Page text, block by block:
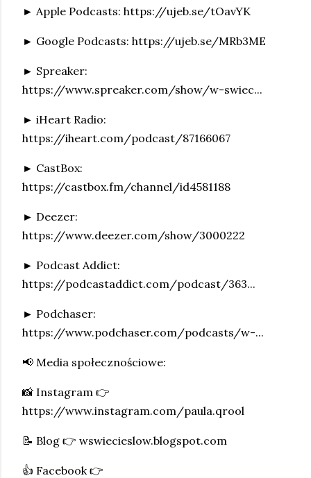
► Apple Podcasts: https://ujeb.se/tOavYK
► Google Podcasts: https://ujeb.se/MRb3ME
► Spreaker:
https://www.spreaker.com/show/w-swiec...
► iHeart Radio:
https://iheart.com/podcast/87166067
► CastBox:
https://castbox.fm/channel/id4581188
► Deezer:
https://www.deezer.com/show/3000222
► Podcast Addict:
https://podcastaddict.com/podcast/363...
► Podchaser:
https://www.podchaser.com/podcasts/w-...
📢 Media społecznościowe:
📸 Instagram 👉
https://www.instagram.com/paula.qrool
📝 Blog 👉 wswiecieslow.blogspot.com
👍 Facebook 👉